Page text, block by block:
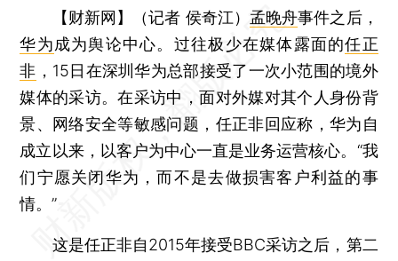
【财新网】（记者 侯奇江） 孟晚舟事件之后，
华为成为舆论中心。过往极少在媒体露面的任正
非 ，15日在深圳华为总部接受了一次小范围的境外
媒体的采访。在采访中，面对外媒对其个人身份背
景、网络安全等敏感问题，任正非回应称，华为自
成立以来，以客户为中心一直是业务运营核心。“我
们宁愿关闭华为，而不是去做损害客户利益的事
情。”
这是任正非自2015年接受BBC采访之后，第二